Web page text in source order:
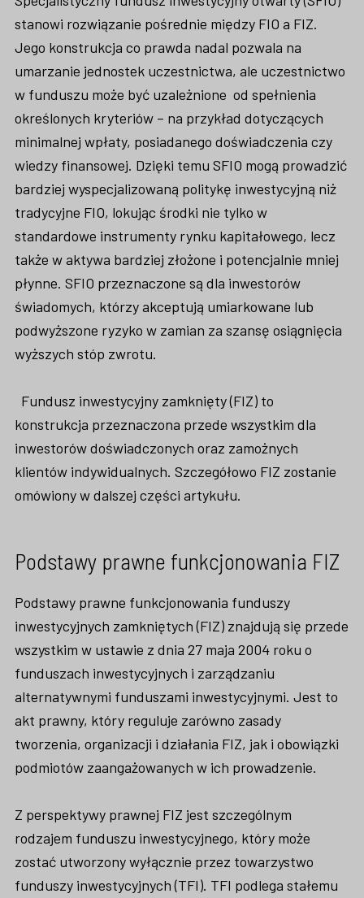
stanowi rozwiązanie pośrednie między FIO a FIZ.
Jego konstrukcja co prawda nadal pozwala na
umarzanie jednostek uczestnictwa, ale uczestnictwo
w funduszu może być uzależnione od spełnienia
określonych kryteriów – na przykład dotyczących
minimalnej wpłaty, posiadanego doświadczenia czy
wiedzy finansowej. Dzięki temu SFIO mogą prowadzić
bardziej wyspecjalizowaną politykę inwestycyjną niż
tradycyjne FIO, lokując środki nie tylko w
standardowe instrumenty rynku kapitałowego, lecz
także w aktywa bardziej złożone i potencjalnie mniej
płynne. SFIO przeznaczone są dla inwestorów
świadomych, którzy akceptują umiarkowane lub
podwyższone ryzyko w zamian za szansę osiągnięcia
wyższych stóp zwrotu.
Fundusz inwestycyjny zamknięty (FIZ) to
konstrukcja przeznaczona przede wszystkim dla
inwestorów doświadczonych oraz zamożnych
klientów indywidualnych. Szczegółowo FIZ zostanie
omówiony w dalszej części artykułu.
Podstawy prawne funkcjonowania FIZ
Podstawy prawne funkcjonowania funduszy
inwestycyjnych zamkniętych (FIZ) znajdują się przede
wszystkim w ustawie z dnia 27 maja 2004 roku o
funduszach inwestycyjnych i zarządzaniu
alternatywnymi funduszami inwestycyjnymi. Jest to
akt prawny, który reguluje zarówno zasady
tworzenia, organizacji i działania FIZ, jak i obowiązki
podmiotów zaangażowanych w ich prowadzenie.
Z perspektywy prawnej FIZ jest szczególnym
rodzajem funduszu inwestycyjnego, który może
zostać utworzony wyłącznie przez towarzystwo
funduszy inwestycyjnych (TFI). TFI podlega stałemu